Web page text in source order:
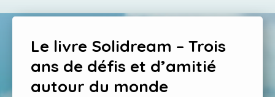
Le livre Solidream – Trois
ans de défis et d’amitié
autour du monde